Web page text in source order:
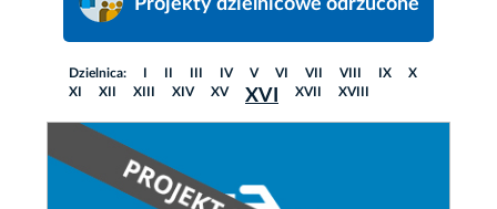
Dzielnica: I II III IV V VI VII VIII IX
X
XI
XII XIII XIV XV XVI XVII XVIII